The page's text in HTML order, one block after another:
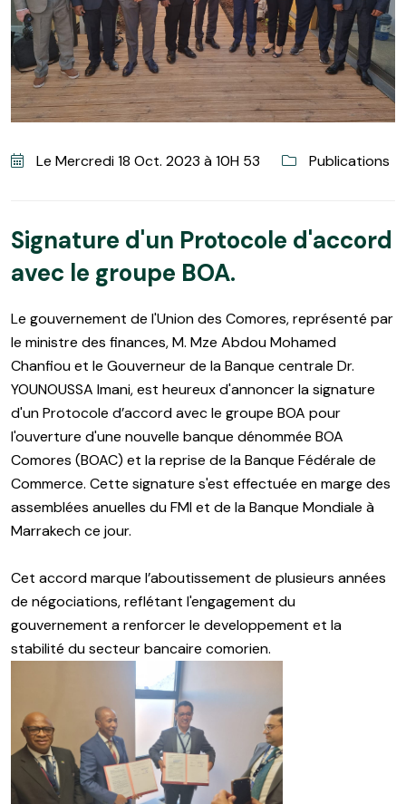
Le Mercredi 18 Oct. 2023 à 10H 53 Publications
Signature d'un Protocole d'accord
avec le groupe BOA.
Le gouvernement de l'Union des Comores, représenté par
le ministre des finances, M. Mze Abdou Mohamed
Chanfiou et le Gouverneur de la Banque centrale Dr.
YOUNOUSSA Imani, est heureux d'annoncer la signature
d'un Protocole d’accord avec le groupe BOA pour
l'ouverture d'une nouvelle banque dénommée BOA
Comores (BOAC) et la reprise de la Banque Fédérale de
Commerce. Cette signature s'est effectuée en marge des
assemblées anuelles du FMI et de la Banque Mondiale à
Marrakech ce jour.
Cet accord marque l’aboutissement de plusieurs années
de négociations, reflétant l'engagement du
gouvernement a renforcer le developpement et la
stabilité du secteur bancaire comorien.